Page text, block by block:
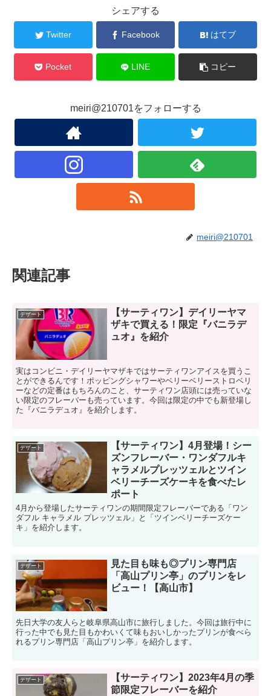
シェアする
Twitter Facebook はてブ
Pocket LINE コピー
meiri@210701をフォローする
meiri@210701
関連記事
デザート
【サーティワン】デイリーヤマ
ザキで買える！限定『バニラデ
ュオ』を紹介
実はコンビニ・デイリーヤマザキではサーティワンアイスを買うこ
とができるんです！ポッピングシャワーやベリーベリーストロベリ
ーなどの定番はもちろんのこと、サーティワン店頭には売っていな
い限定のフレーバーも売っています。今回は限定の中でも新登場し
た『バニラデュオ』を紹介します。
デザート
【サーティワン】4月登場！シー
ズンフレーバー・ワンダフルキ
ャラメルプレッツェルとツイン
ベリーチーズケーキを食べたレ
ポート
4月から登場したサーティワンの期間限定フレーバーである「ワン
ダフル キャラメル プレッツェル」と「ツインベリーチーズケー
キ」を紹介します。
デザート
見た目も味も◎プリン専門店
「高山プリン亭」のプリンをレ
ビュー！【高山市】
先日大学の友人らと岐阜県高山市に旅行しました。今回は旅行中に
行った中でも見た目もかわいくて味もおいしかったプリンが食べら
れるプリン専門店「高山プリン亭」を紹介します。
デザート
【サーティワン】2023年4月の季
節限定フレーバーを紹介